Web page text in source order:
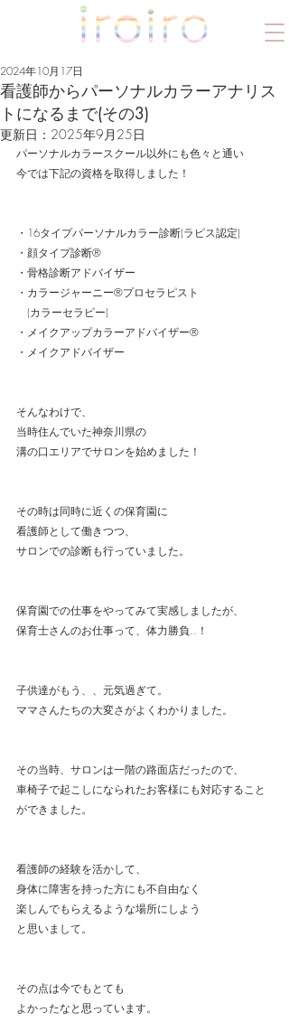
看護師からパーソナルカラーアナリス
トになるまで(その3)
2024年10月17日
更新日： 2025年9月25日
パーソナルカラースクール以外にも色々と通い
今では下記の資格を取得しました！
・16タイプパーソナルカラー診断(ラピス認定)
・顔タイプ診断®︎
・骨格診断アドバイザー
・カラージャーニー®︎プロセラピスト
(カラーセラピー)
・メイクアップカラーアドバイザー®︎
・メイクアドバイザー
そんなわけで、
当時住んでいた神奈川県の
溝の口エリアでサロンを始めました！
その時は同時に近くの保育園に
看護師として働きつつ、
サロンでの診断も行っていました。
保育園での仕事をやってみて実感しましたが、
保育士さんのお仕事って、体力勝負..！
子供達がもう、、元気過ぎて。
ママさんたちの大変さがよくわかりました。
その当時、サロンは一階の路面店だったので、
車椅子で起こしになられたお客様にも対応すること
ができました。
看護師の経験を活かして、
身体に障害を持った方にも不自由なく
楽しんでもらえるような場所にしよう
と思いまして。
その点は今でもとても
よかったなと思っています。